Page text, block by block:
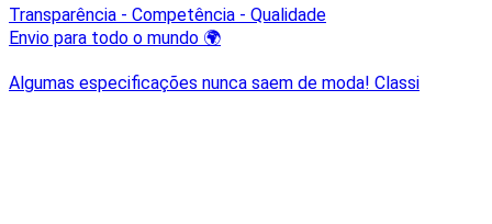
Transparência - Competência - Qualidade
Envio para todo o mundo 🌍
Algumas especificações nunca saem de moda! Classi